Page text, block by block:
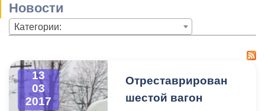
Новости
Категории:
13
03
2017
Отреставрирован
шестой вагон